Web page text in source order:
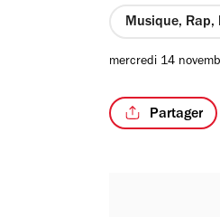
étoiles
Musique, Rap,
mercredi 14
Partager